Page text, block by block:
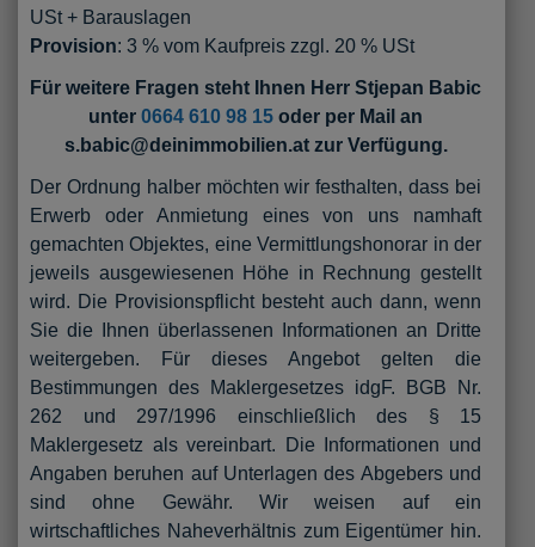
USt + Barauslagen
Provision: 3 % vom Kaufpreis zzgl. 20 % USt
Für weitere Fragen steht Ihnen Herr Stjepan Babic
unter 0664 610 98 15 oder per Mail an
s.babic@deinimmobilien.at zur Verfügung.
Der Ordnung halber möchten wir festhalten, dass bei
Erwerb oder Anmietung eines von uns namhaft
gemachten Objektes, eine Vermittlungshonorar in der
jeweils ausgewiesenen Höhe in Rechnung gestellt
wird. Die Provisionspflicht besteht auch dann, wenn
Sie die Ihnen überlassenen Informationen an Dritte
weitergeben. Für dieses Angebot gelten die
Bestimmungen des Maklergesetzes idgF. BGB Nr.
262 und 297/1996 einschließlich des § 15
Maklergesetz als vereinbart. Die Informationen und
Angaben beruhen auf Unterlagen des Abgebers und
sind ohne Gewähr. Wir weisen auf ein
wirtschaftliches Naheverhältnis zum Eigentümer hin.